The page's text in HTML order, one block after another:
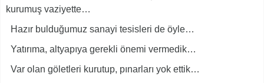
kurumuş vaziyette…
Hazır bulduğumuz sanayi tesisleri de öyle…
Yatırıma, altyapıya gerekli önemi vermedik…
Var olan göletleri kurutup, pınarları yok ettik…